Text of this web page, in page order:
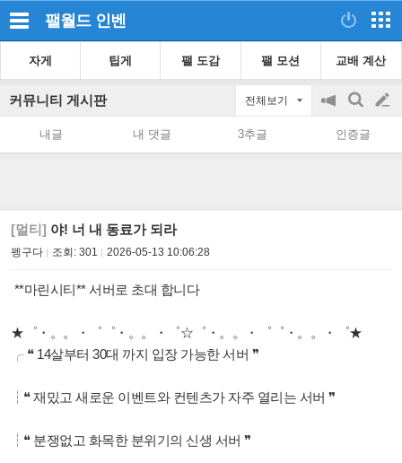
팰월드 인벤
자게 팁게 팰 도감 팰 모션 교배 계산
커뮤니티 게시판 전체보기
공
on/off
검
색
글
쓰
내글 내 댓글 3추글 인증글
[멀티] 야! 너 내 동료가 되라
펭구다 조회: 301 2026-05-13 10:06:28
**마린시티** 서버로 초대 합니다
★゜・。。・゜゜・。。・゜☆゜・。。・゜゜・。。・゜★
╭ ❝ 14살부터 30대 까지 입장 가능한 서버 ❞
⁠┆❝ 재밌고 새로운 이벤트와 컨텐츠가 자주 열리는 서버 ❞
⁠┆❝ 분쟁없고 화목한 분위기의 신생 서버 ❞